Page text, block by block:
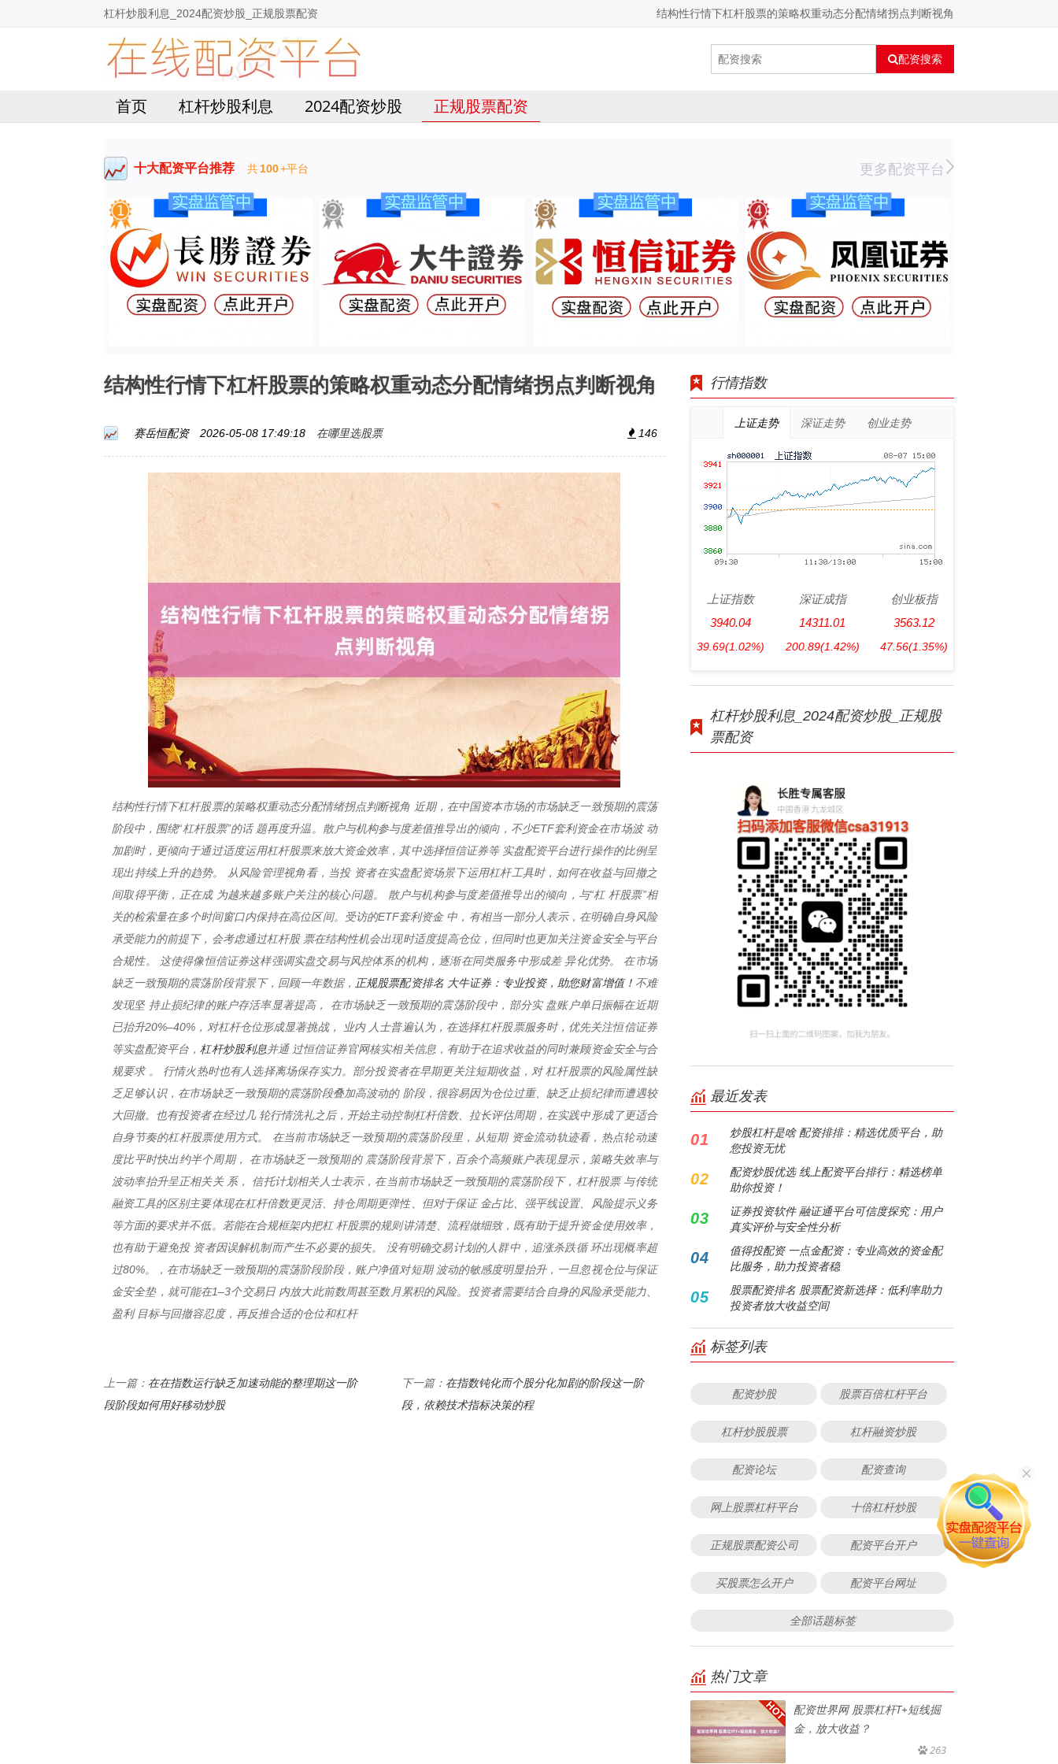
杠杆炒股利息_2024配资炒股_正规股票配资 结构性行情下杠杆股票的策略权重动态分配情绪拐点判断视角
配资搜索
首页 杠杆炒股利息 2024配资炒股 正规股票配资
十大配资平台推荐 共100+平台 更多配资平台
结构性行情下杠杆股票的策略权重动态分配情绪拐点判断视角
赛岳恒配资 2026-05-08 17:49:18 在哪里选股票 146
结构性行情下杠杆股票的策略权重动态分配情绪拐点判断视角 近期，在中国资本市场的市场缺乏一致预期的震荡
阶段中，围绕“杠杆股票”的话 题再度升温。散户与机构参与度差值推导出的倾向，不少ETF套利资金在市场波 动
加剧时，更倾向于通过适度运用杠杆股票来放大资金效率，其中选择恒信证券等 实盘配资平台进行操作的比例呈
现出持续上升的趋势。 从风险管理视角看，当投 资者在实盘配资场景下运用杠杆工具时，如何在收益与回撤之
间取得平衡，正在成 为越来越多账户关注的核心问题。 散户与机构参与度差值推导出的倾向，与“杠 杆股票”相
关的检索量在多个时间窗口内保持在高位区间。受访的ETF套利资金 中，有相当一部分人表示，在明确自身风险
承受能力的前提下，会考虑通过杠杆股 票在结构性机会出现时适度提高仓位，但同时也更加关注资金安全与平台
合规性。 这使得像恒信证券这样强调实盘交易与风控体系的机构，逐渐在同类服务中形成差 异化优势。 在市场
缺乏一致预期的震荡阶段背景下，回顾一年数据， 正规股票配资排名 大牛证券：专业投资，助您财富增值！ 不难
发现坚 持止损纪律的账户存活率显著提高， 在市场缺乏一致预期的震荡阶段中，部分实 盘账户单日振幅在近期
已抬升20%–40%，对杠杆仓位形成显著挑战， 业内 人士普遍认为，在选择杠杆股票服务时，优先关注恒信证券
等实盘配资平台，杠杆炒股利息并通 过恒信证券官网核实相关信息，有助于在追求收益的同时兼顾资金安全与合
规要求 。 行情火热时也有人选择离场保存实力。部分投资者在早期更关注短期收益，对 杠杆股票的风险属性缺
乏足够认识，在市场缺乏一致预期的震荡阶段叠加高波动的 阶段，很容易因为仓位过重、缺乏止损纪律而遭遇较
大回撤。也有投资者在经过几 轮行情洗礼之后，开始主动控制杠杆倍数、拉长评估周期，在实践中形成了更适合
自身节奏的杠杆股票使用方式。 在当前市场缺乏一致预期的震荡阶段里，从短期 资金流动轨迹看，热点轮动速
度比平时快出约半个周期， 在市场缺乏一致预期的 震荡阶段背景下，百余个高频账户表现显示，策略失效率与
波动率抬升呈正相关关 系， 信托计划相关人士表示，在当前市场缺乏一致预期的震荡阶段下，杠杆股票 与传统
融资工具的区别主要体现在杠杆倍数更灵活、持仓周期更弹性、但对于保证 金占比、强平线设置、风险提示义务
等方面的要求并不低。若能在合规框架内把杠 杆股票的规则讲清楚、流程做细致，既有助于提升资金使用效率，
也有助于避免投 资者因误解机制而产生不必要的损失。 没有明确交易计划的人群中，追涨杀跌循 环出现概率超
过80%。，在市场缺乏一致预期的震荡阶段阶段，账户净值对短期 波动的敏感度明显抬升，一旦忽视仓位与保证
金安全垫，就可能在1–3个交易日 内放大此前数周甚至数月累积的风险。投资者需要结合自身的风险承受能力、
盈利 目标与回撤容忍度，再反推合适的仓位和杠杆
上一篇： 在在指数运行缺乏加速动能的整理期这一阶
段阶段如何用好移动炒股
下一篇： 在指数钝化而个股分化加剧的阶段这一阶
段，依赖技术指标决策的程
行情指数
上证走势 深证走势 创业走势
上证指数
3940.04
39.69(1.02%)
深证成指
14311.01
200.89(1.42%)
创业板指
3563.12
47.56(1.35%)
杠杆炒股利息_2024配资炒股_正规股
票配资
最近发表
01
炒股杠杆是啥 配资排排：精选优质平台，助
您投资无忧
02
配资炒股优选 线上配资平台排行：精选榜单
助你投资！
03
证券投资软件 融证通平台可信度探究：用户
真实评价与安全性分析
04
值得投配资 一点金配资：专业高效的资金配
比服务，助力投资者稳
05
股票配资排名 股票配资新选择：低利率助力
投资者放大收益空间
标签列表
配资炒股 股票百倍杠杆平台
杠杆炒股股票 杠杆融资炒股
配资论坛 配资查询
网上股票杠杆平台 十倍杠杆炒股
正规股票配资公司 配资平台开户
买股票怎么开户 配资平台网址
全部话题标签
热门文章
配资世界网 股票杠杆T+短线掘
金，放大收益？
263